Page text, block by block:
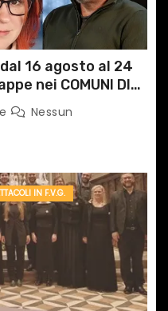
dal 16 agosto al 24
nei COMUNI DI
Nessun
IN F.V.G.